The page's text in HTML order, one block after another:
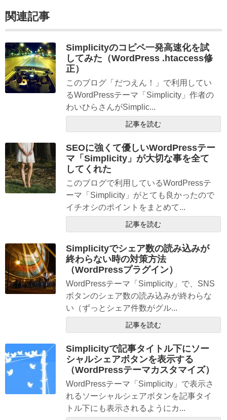
関連記事
Simplicityのコピペ一発高速化を試
してみた（WordPress .htaccess修
正）
このブログ「だつえん！」で利用してい
るWordPressテーマ「Simplicity」作者の
わいひらさんがSimplic...
記事を読む
SEOに強くて優しいWordPressテー
マ「Simplicity」が大切な事を全て
してくれた
このブログで利用しているWordPressテ
ーマ「Simplicity」がとても良かったので
イチオシのポイントをまとめて...
記事を読む
Simplicityでシェア数の読み込みが
終わらない時の対策方法
（WordPressプラグイン）
WordPressテーマ「Simplicity」で、SNS
ボタンのシェア数の読み込みが終わらな
い（ずっとシェア件数がグル...
記事を読む
Simplicityで記事タイトル下にソー
シャルシェアボタンを表示する
（WordPressテーマカスタマイズ）
WordPressテーマ「Simplicity」で表示さ
れるソーシャルシェアボタンを記事タイ
トル下にも表示されるようにカ...